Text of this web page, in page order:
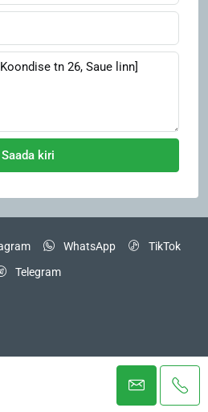
Saada kiri
WhatsApp
TikTok
Telegram
Tel/Viber/Telegram/WhatsApp või